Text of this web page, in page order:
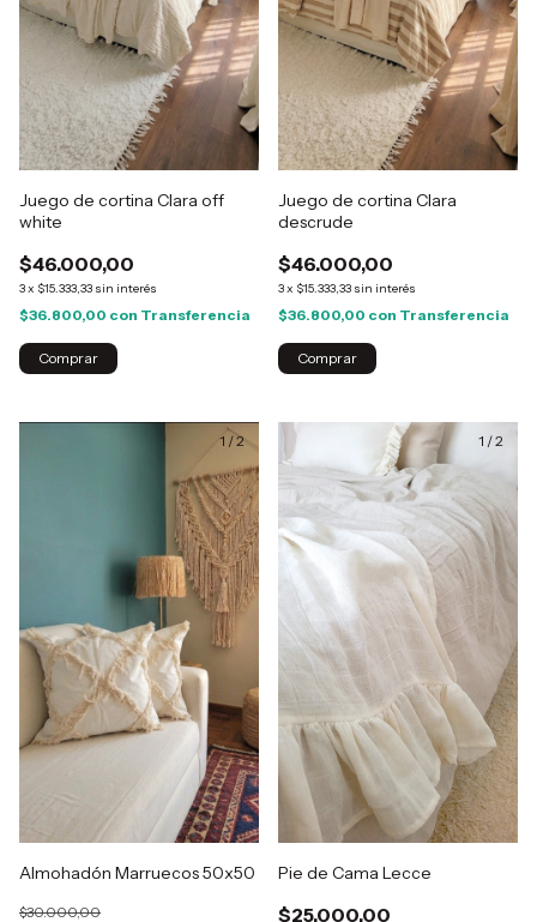
Juego de cortina Clara off
white
$46.000,00
3x $15.333,33 sin interés
$36.800,00 con Transferencia
Comprar
Juego de cortina Clara
descrude
$46.000,00
3x $15.333,33 sin interés
$36.800,00 con Transferencia
Comprar
1 /2
Almohadón Marruecos 50x50
$30.000,00
1 /2
Pie de Cama Lecce
$25.000,00